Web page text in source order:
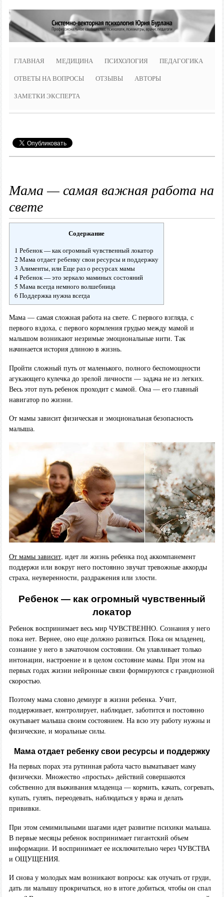
ГЛАВНАЯ МЕДИЦИНА ПСИХОЛОГИЯ ПЕДАГОГИКА
ОТВЕТЫ НА ВОПРОСЫ ОТЗЫВЫ АВТОРЫ
ЗАМЕТКИ ЭКСПЕРТА
Мама — самая важная работа на
свете
Содержание
1 Ребенок — как огромный чувственный локатор
2 Мама отдает ребенку свои ресурсы и поддержку
3 Алименты, или Еще раз о ресурсах мамы
4 Ребенок — это зеркало маминых состояний
5 Мама всегда немного волшебница
6 Поддержка нужна всегда
Мама — самая сложная работа на свете. С первого взгляда, с
первого вздоха, с первого кормления грудью между мамой и
малышом возникают незримые эмоциональные нити. Так
начинается история длиною в жизнь.
Пройти сложный путь от маленького, полного беспомощности
агукающего кулечка до зрелой личности — задача не из легких.
Весь этот путь ребенок проходит с мамой. Она — его главный
навигатор по жизни.
От мамы зависит физическая и эмоциональная безопасность
малыша.
От мамы зависит, идет ли жизнь ребенка под аккомпанемент
поддержи или вокруг него постоянно звучат тревожные аккорды
страха, неуверенности, раздражения или злости.
Ребенок — как огромный чувственный
локатор
Ребенок воспринимает весь мир ЧУВСТВЕННО. Сознания у него
пока нет. Вернее, оно еще должно развиться. Пока он младенец,
сознание у него в зачаточном состоянии. Он улавливает только
интонации, настроение и в целом состояние мамы. При этом на
первых годах жизни нейронные связи формируются с грандиозной
скоростью.
Поэтому мама словно демиург в жизни ребенка. Учит,
поддерживает, контролирует, наблюдает, заботится и постоянно
окутывает малыша своим состоянием. На всю эту работу нужны и
физические, и моральные силы.
Мама отдает ребенку свои ресурсы и поддержку
На первых порах эта рутинная работа часто выматывает маму
физически. Множество «простых» действий совершаются
собственно для выживания младенца — кормить, качать, согревать,
купать, гулять, переодевать, наблюдаться у врача и делать
прививки.
При этом семимильными шагами идет развитие психики малыша.
В первые месяцы ребенок воспринимает гигантский объем
информации. И воспринимает ее исключительно через ЧУВСТВА
и ОЩУЩЕНИЯ.
И снова у молодых мам возникают вопросы: как отучать от груди,
дать ли малышу прокричаться, но в итоге добиться, чтобы он спал